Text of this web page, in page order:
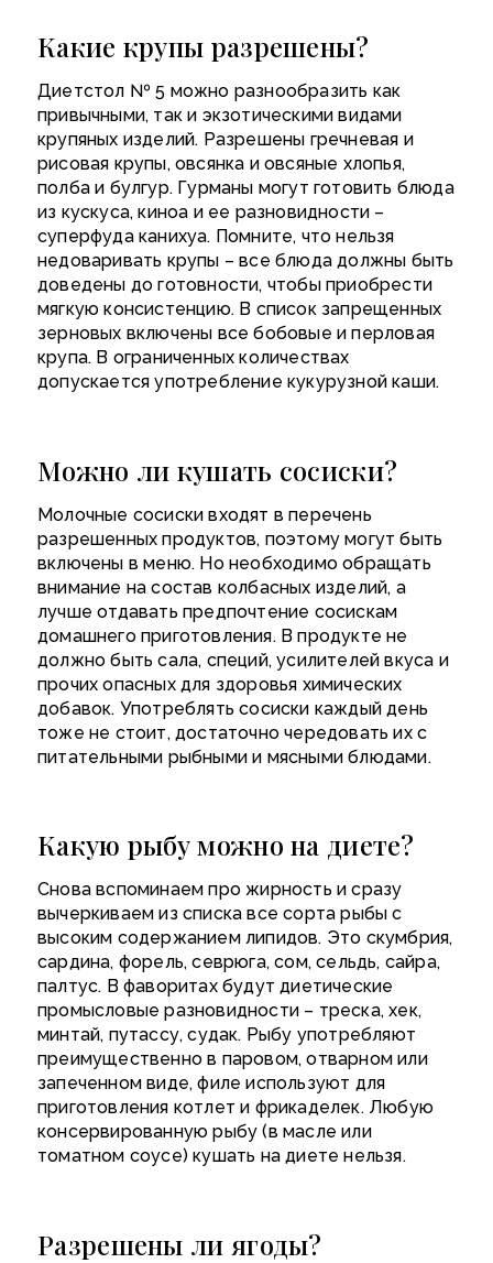
Какие крупы разрешены?
Диетстол № 5 можно разнообразить как
привычными, так и экзотическими видами
крупяных изделий. Разрешены гречневая и
рисовая крупы, овсянка и овсяные хлопья,
полба и булгур. Гурманы могут готовить блюда
из кускуса, киноа и ее разновидности –
суперфуда канихуа. Помните, что нельзя
недоваривать крупы – все блюда должны быть
доведены до готовности, чтобы приобрести
мягкую консистенцию. В список запрещенных
зерновых включены все бобовые и перловая
крупа. В ограниченных количествах
допускается употребление кукурузной каши.
Можно ли кушать сосиски?
Молочные сосиски входят в перечень
разрешенных продуктов, поэтому могут быть
включены в меню. Но необходимо обращать
внимание на состав колбасных изделий, а
лучше отдавать предпочтение сосискам
домашнего приготовления. В продукте не
должно быть сала, специй, усилителей вкуса и
прочих опасных для здоровья химических
добавок. Употреблять сосиски каждый день
тоже не стоит, достаточно чередовать их с
питательными рыбными и мясными блюдами.
Какую рыбу можно на диете?
Снова вспоминаем про жирность и сразу
вычеркиваем из списка все сорта рыбы с
высоким содержанием липидов. Это скумбрия,
сардина, форель, севрюга, сом, сельдь, сайра,
палтус. В фаворитах будут диетические
промысловые разновидности – треска, хек,
минтай, путассу, судак. Рыбу употребляют
преимущественно в паровом, отварном или
запеченном виде, филе используют для
приготовления котлет и фрикаделек. Любую
консервированную рыбу (в масле или
томатном соусе) кушать на диете нельзя.
Разрешены ли ягоды?